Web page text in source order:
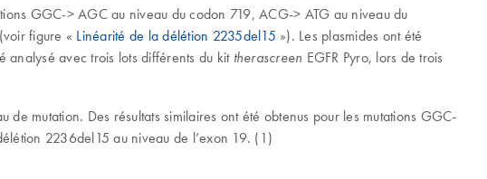
GGC-> AGC au niveau du codon 719, ACG-> ATG au niveau du
figure « Linéarité de la délétion 2235del15 »). Les plasmides ont été
analysé avec trois lots différents du kit therascreen EGFR Pyro, lors de trois
mutation. Des résultats similaires ont été obtenus pour les mutations GGC-
2236del15 au niveau de l’exon 19. (1)